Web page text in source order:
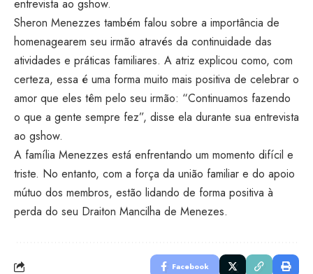
entrevista ao gshow.
Sheron Menezzes também falou sobre a importância de
homenagearem seu irmão através da continuidade das
atividades e práticas familiares. A atriz explicou como, com
certeza, essa é uma forma muito mais positiva de celebrar o
amor que eles têm pelo seu irmão: “Continuamos fazendo
o que a gente sempre fez”, disse ela durante sua entrevista
ao gshow.
A família Menezzes está enfrentando um momento difícil e
triste. No entanto, com a força da união familiar e do apoio
mútuo dos membros, estão lidando de forma positiva à
perda do seu Draiton Mancilha de Menezes.
Facebook